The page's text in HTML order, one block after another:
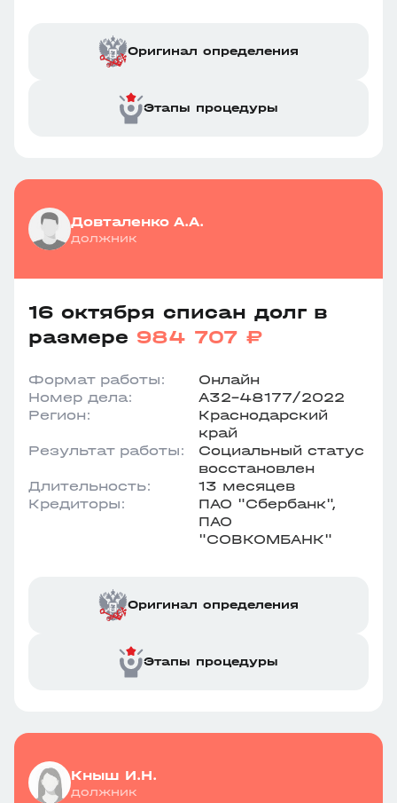
Оригинал определения
Этапы процедуры
Довталенко А.А.
должник
16 октября списан долг в
размере 984 707 ₽
Формат работы:
Онлайн
Номер дела:
А32-48177/2022
Регион:
Краснодарский
край
Результат работы:
Социальный статус
восстановлен
Длительность:
13 месяцев
Кредиторы:
ПАО "Сбербанк",
ПАО
"СОВКОМБАНК"
Оригинал определения
Этапы процедуры
Кныш И.Н.
должник